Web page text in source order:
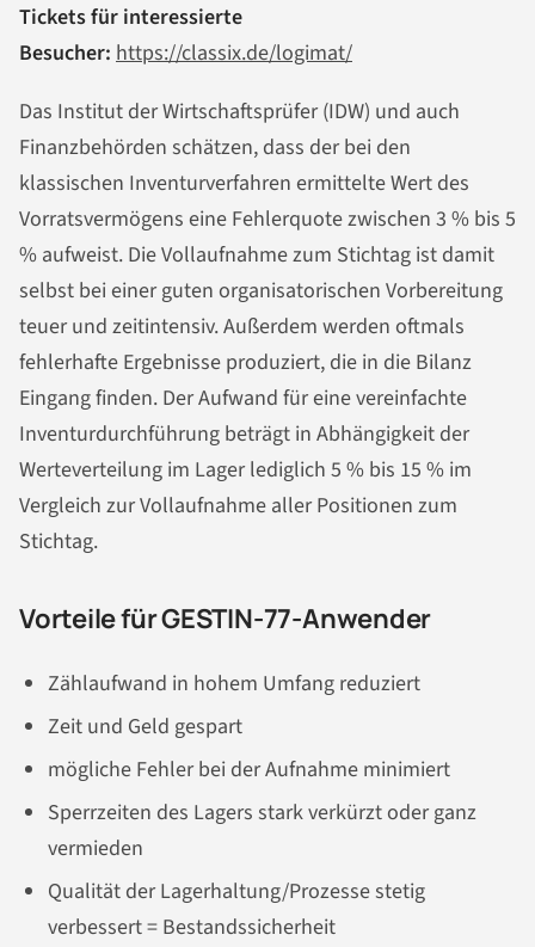
Tickets für interessierte
Besucher: https://classix.de/logimat/
Das Institut der Wirtschaftsprüfer (IDW) und auch
Finanzbehörden schätzen, dass der bei den
klassischen Inventurverfahren ermittelte Wert des
Vorratsvermögens eine Fehlerquote zwischen 3 % bis 5
% aufweist. Die Vollaufnahme zum Stichtag ist damit
selbst bei einer guten organisatorischen Vorbereitung
teuer und zeitintensiv. Außerdem werden oftmals
fehlerhafte Ergebnisse produziert, die in die Bilanz
Eingang finden. Der Aufwand für eine vereinfachte
Inventurdurchführung beträgt in Abhängigkeit der
Werteverteilung im Lager lediglich 5 % bis 15 % im
Vergleich zur Vollaufnahme aller Positionen zum
Stichtag.
Vorteile für GESTIN-77-Anwender
Zählaufwand in hohem Umfang reduziert
Zeit und Geld gespart
mögliche Fehler bei der Aufnahme minimiert
Sperrzeiten des Lagers stark verkürzt oder ganz
vermieden
Qualität der Lagerhaltung/Prozesse stetig
verbessert = Bestandssicherheit